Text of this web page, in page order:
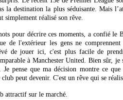
la destination la plus séduisante. Mais
simplement réalisé son rêve.
pour décrire ces moments, a confié le
de l'extérieur les gens ne comprennent
de jouer ici, c'est plus facile de
à Manchester United. Bien sûr, je
pense que ma décision montre ce que
peut devenir. C'est un rêve qui se
attractif sur le marché.